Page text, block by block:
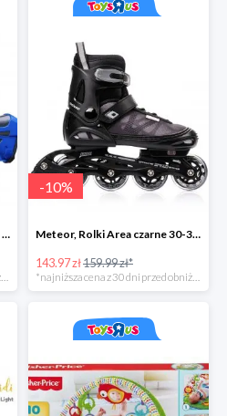
Artyk, Wyrzutnia z obrotowym bębenkiem ze strzałkami 40 sztuk
-10%
Meteor, Rolki Area czarne 30-33 S
143.97 zł159.99 zł*